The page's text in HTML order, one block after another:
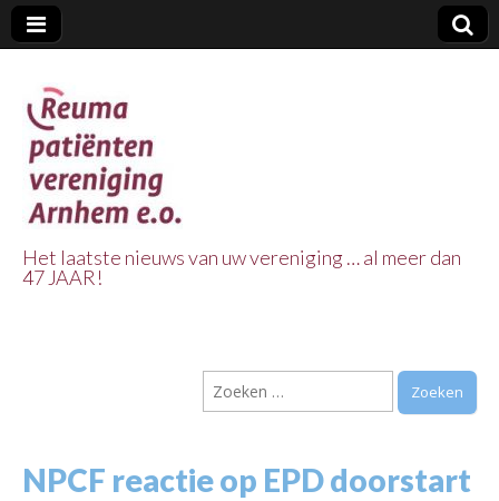
Vereniging
Arnhem e.o.
Het laatste nieuws van uw vereniging … al meer dan
47 JAAR!
Zoeken
naar:
NPCF reactie op EPD doorstart